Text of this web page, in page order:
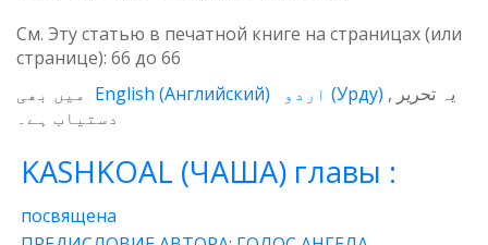
См. Эту статью в печатной книге на страницах (или
странице): 66 до 66
یہ تحریر
(Урду)
English (Английский)
میں بھی
دستیاب ہے۔
KASHKOAL (ЧАША) главы :
посвящена